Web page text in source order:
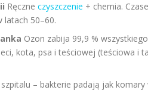
Ręczne czyszczenie + chemia.
latach 50–60.
Ozon zabija 99,9 %
kota, psa i teściowej (teściowa i
– bakterie padają jak